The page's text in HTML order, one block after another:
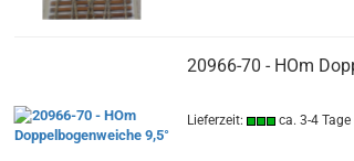
20966-70 - HOm
Lieferzeit: ca. 3-4 Tage